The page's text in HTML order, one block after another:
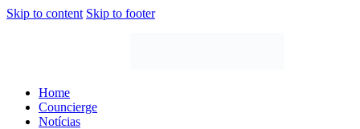
Skip to content Skip to footer
Home
Councierge
Notícias